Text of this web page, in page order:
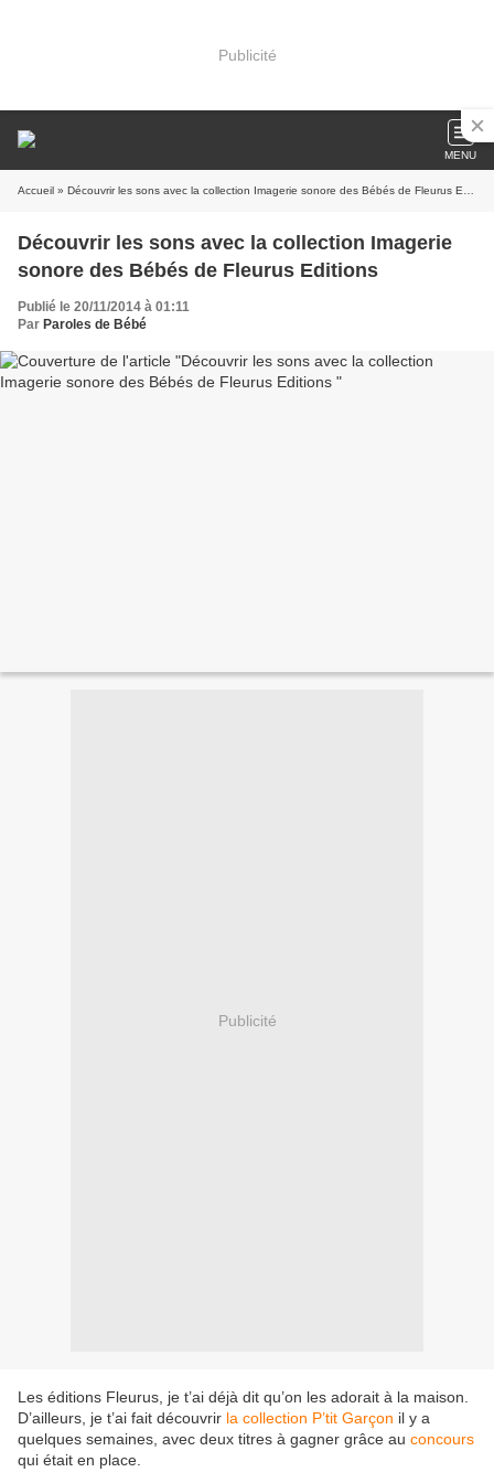
Publicité
MENU
Accueil » Découvrir les sons avec la collection Imagerie sonore des Bébés de Fleurus Editions
Découvrir les sons avec la collection Imagerie
sonore des Bébés de Fleurus Editions
Publié le 20/11/2014 à 01:11
Par Paroles de Bébé
Publicité
Les éditions Fleurus, je t’ai déjà dit qu’on les adorait à la maison.
D’ailleurs, je t’ai fait découvrir la collection P’tit Garçon il y a
quelques semaines, avec deux titres à gagner grâce au concours
qui était en place.